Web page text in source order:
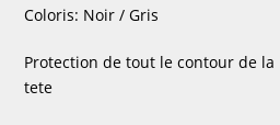
Coloris: Noir / Gris
Protection de tout le contour de la
tete